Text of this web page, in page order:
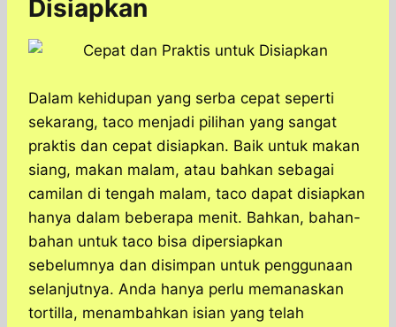
Disiapkan
Dalam kehidupan yang serba cepat seperti
sekarang, taco menjadi pilihan yang sangat
praktis dan cepat disiapkan. Baik untuk makan
siang, makan malam, atau bahkan sebagai
camilan di tengah malam, taco dapat disiapkan
hanya dalam beberapa menit. Bahkan, bahan-
bahan untuk taco bisa dipersiapkan
sebelumnya dan disimpan untuk penggunaan
selanjutnya. Anda hanya perlu memanaskan
tortilla, menambahkan isian yang telah